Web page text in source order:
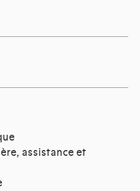
assistance et